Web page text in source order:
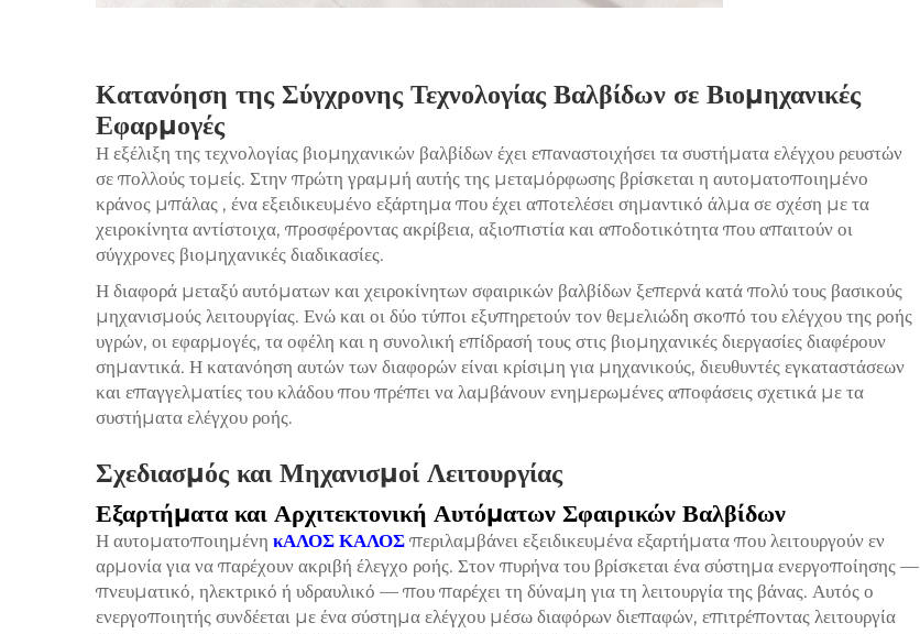
Κατανόηση της Σύγχρονης Τεχνολογίας Βαλβίδων σε Βιομηχανικές
Εφαρμογές
Η εξέλιξη της τεχνολογίας βιομηχανικών βαλβίδων έχει επαναστοιχήσει τα συστήματα ελέγχου ρευστών
σε πολλούς τομείς. Στην πρώτη γραμμή αυτής της μεταμόρφωσης βρίσκεται η αυτοματοποιημένο
κράνος μπάλας , ένα εξειδικευμένο εξάρτημα που έχει αποτελέσει σημαντικό άλμα σε σχέση με τα
χειροκίνητα αντίστοιχα, προσφέροντας ακρίβεια, αξιοπιστία και αποδοτικότητα που απαιτούν οι
σύγχρονες βιομηχανικές διαδικασίες.
Η διαφορά μεταξύ αυτόματων και χειροκίνητων σφαιρικών βαλβίδων ξεπερνά κατά πολύ τους βασικούς
μηχανισμούς λειτουργίας. Ενώ και οι δύο τύποι εξυπηρετούν τον θεμελιώδη σκοπό του ελέγχου της ροής
υγρών, οι εφαρμογές, τα οφέλη και η συνολική επίδρασή τους στις βιομηχανικές διεργασίες διαφέρουν
σημαντικά. Η κατανόηση αυτών των διαφορών είναι κρίσιμη για μηχανικούς, διευθυντές εγκαταστάσεων
και επαγγελματίες του κλάδου που πρέπει να λαμβάνουν ενημερωμένες αποφάσεις σχετικά με τα
συστήματα ελέγχου ροής.
Σχεδιασμός και Μηχανισμοί Λειτουργίας
Εξαρτήματα και Αρχιτεκτονική Αυτόματων Σφαιρικών Βαλβίδων
Η αυτοματοποιημένη κΑΛΟΣ ΚΑΛΟΣ περιλαμβάνει εξειδικευμένα εξαρτήματα που λειτουργούν εν
αρμονία για να παρέχουν ακριβή έλεγχο ροής. Στον πυρήνα του βρίσκεται ένα σύστημα ενεργοποίησης —
πνευματικό, ηλεκτρικό ή υδραυλικό — που παρέχει τη δύναμη για τη λειτουργία της βάνας. Αυτός ο
ενεργοποιητής συνδέεται με ένα σύστημα ελέγχου μέσω διαφόρων διεπαφών, επιτρέποντας λειτουργία